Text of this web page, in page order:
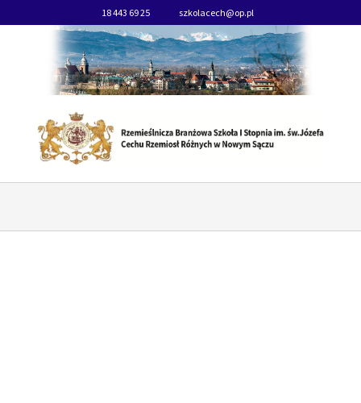
18 443 69 25 szkolacech@op.pl